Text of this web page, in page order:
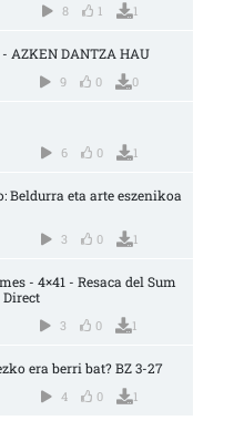
8 1 1
AZKEN DANTZA HAU
9 0 0
6 0 1
Beldurra eta arte eszenikoa
3 0 1
- 4×41 - Resaca del Sum
Direct
3 0 1
era berri bat? BZ 3-27
4 0 1